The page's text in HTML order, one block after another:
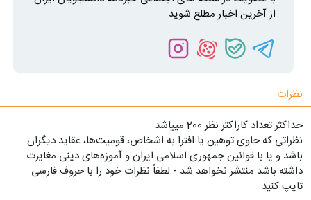
از آخرین اخبار مطلع شوید
نظرات
حداکثر تعداد کاراکتر نظر 200 ميياشد
نظراتی که حاوی توهین یا افترا به اشخاص، قومیت‌ها، عقاید دیگران
باشد و یا با قوانین جمهوری اسلامی ایران و آموزه‌های دینی مغایرت
داشته باشد منتشر نخواهد شد - لطفاً نظرات خود را با حروف فارسی
تایپ کنید